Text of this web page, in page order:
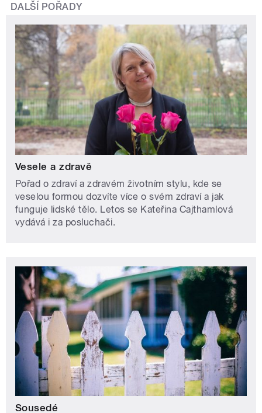
DALŠÍ POŘADY
Vesele a zdravě
Pořad o zdraví a zdravém životním stylu, kde se
veselou formou dozvíte více o svém zdraví a jak
funguje lidské tělo. Letos se Kateřina Cajthamlová
vydává i za posluchači.
Sousedé